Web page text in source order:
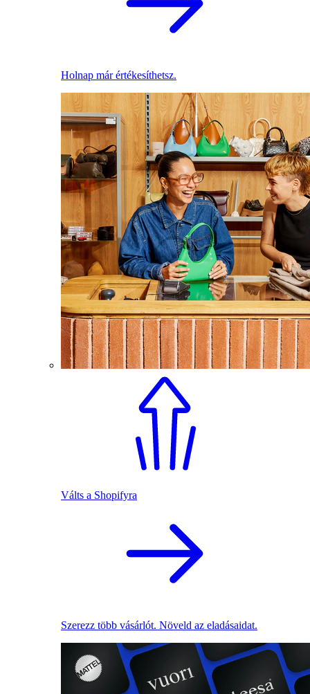
Holnap már értékesíthetsz.
Válts a Shopifyra
Szerezz több vásárlót. Növeld az eladásaidat.